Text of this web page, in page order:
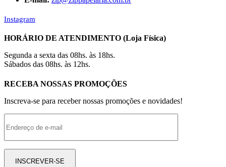
Instagram
HORÁRIO DE ATENDIMENTO (Loja Física)
Segunda a sexta das 08hs. às 18hs.
Sábados das 08hs. às 12hs.
RECEBA NOSSAS PROMOÇÕES
Inscreva-se para receber nossas promoções e novidades!